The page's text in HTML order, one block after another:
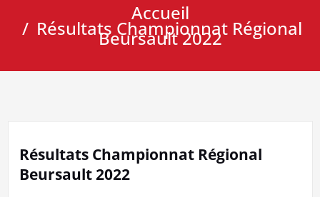
Accueil
Résultats Championnat Régional
Beursault 2022
Résultats Championnat Régional
Beursault 2022